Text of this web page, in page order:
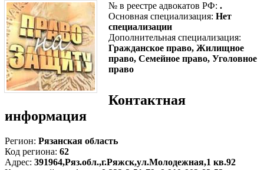
№ в реестре адвокатов РФ: .
Основная специализация: Нет
специализации
Дополнительная специализация:
Гражданское право, Жилищное
право, Семейное право, Уголовное
право
Контактная
информация
Регион: Рязанская область
Код региона: 62
Адрес: 391964,Ряз.обл.,г.Ряжск,ул.Молодежная,1 кв.92